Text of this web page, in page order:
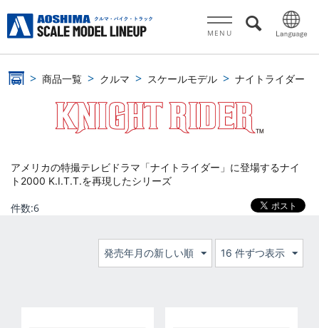
MENU
商品一覧 クルマ スケールモデル ナイトライダー
アメリカの特撮テレビドラマ「ナイトライダー」に登場するナイ
ト2000 K.I.T.T.を再現したシリーズ
件数:6
発売年月の新しい順 16 件ずつ表示